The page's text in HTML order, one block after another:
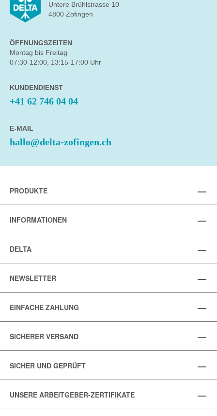
Untere Brühlstrasse 10
4800 Zofingen
ÖFFNUNGSZEITEN
Montag bis Freitag
07:30-12:00, 13:15-17:00 Uhr
KUNDENDIENST
+41 62 746 04 04
E-MAIL
hallo@delta-zofingen.ch
PRODUKTE
INFORMATIONEN
DELTA
NEWSLETTER
EINFACHE ZAHLUNG
SICHERER VERSAND
SICHER UND GEPRÜFT
UNSERE ARBEITGEBER-ZERTIFIKATE